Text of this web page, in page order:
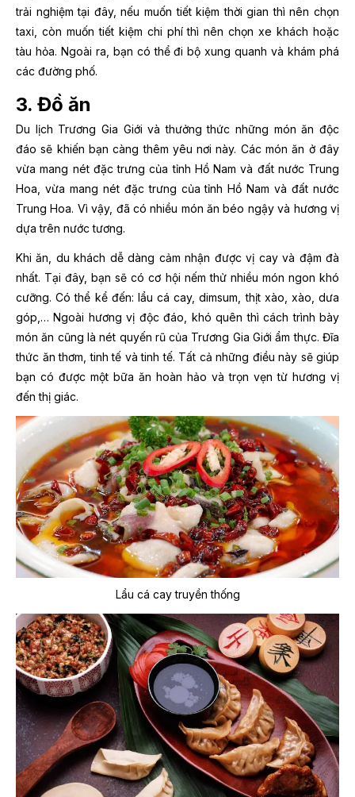
trải nghiệm tại đây, nếu muốn tiết kiệm thời gian thì nên chọn
taxi, còn muốn tiết kiệm chi phí thì nên chọn xe khách hoặc
tàu hỏa. Ngoài ra, bạn có thể đi bộ xung quanh và khám phá
các đường phố.
3. Đồ ăn
Du lịch Trương Gia Giới và thưởng thức những món ăn độc
đáo sẽ khiến bạn càng thêm yêu nơi này. Các món ăn ở đây
vừa mang nét đặc trưng của tỉnh Hồ Nam và đất nước Trung
Hoa, vừa mang nét đặc trưng của tỉnh Hồ Nam và đất nước
Trung Hoa. Vì vậy, đã có nhiều món ăn béo ngậy và hương vị
dựa trên nước tương.
Khi ăn, du khách dễ dàng cảm nhận được vị cay và đậm đà
nhất. Tại đây, bạn sẽ có cơ hội nếm thử nhiều món ngon khó
cưỡng. Có thể kể đến: lẩu cá cay, dimsum, thịt xào, xào, dưa
góp,… Ngoài hương vị độc đáo, khó quên thì cách trình bày
món ăn cũng là nét quyến rũ của Trương Gia Giới ẩm thực. Đĩa
thức ăn thơm, tinh tế và tinh tế. Tất cả những điều này sẽ giúp
bạn có được một bữa ăn hoàn hảo và trọn vẹn từ hương vị
đến thị giác.
Lẩu cá cay truyền thống